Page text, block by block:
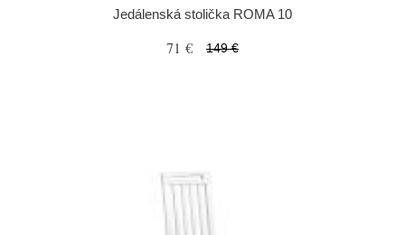
Jedálenská stolička ROMA 10
71 € 149 €